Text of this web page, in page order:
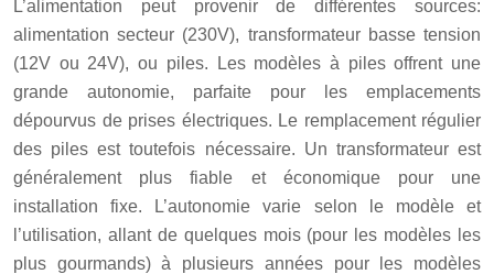
L’alimentation peut provenir de différentes sources:
alimentation secteur (230V), transformateur basse tension
(12V ou 24V), ou piles. Les modèles à piles offrent une
grande autonomie, parfaite pour les emplacements
dépourvus de prises électriques. Le remplacement régulier
des piles est toutefois nécessaire. Un transformateur est
généralement plus fiable et économique pour une
installation fixe. L’autonomie varie selon le modèle et
l’utilisation, allant de quelques mois (pour les modèles les
plus gourmands) à plusieurs années pour les modèles